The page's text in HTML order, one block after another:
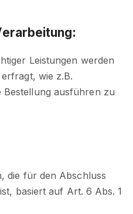
Leistungen werden
wie z.B.
Bestellung ausführen zu
die für den Abschluss
basiert auf Art. 6 Abs. 1